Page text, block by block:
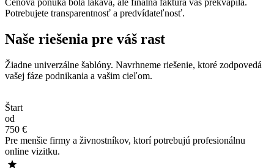
Cenová ponuka bola lákavá, ale finálna faktúra vás prekvapila.
Potrebujete transparentnosť a predvídateľnosť.
Naše riešenia pre váš rast
Žiadne univerzálne šablóny. Navrhneme riešenie, ktoré zodpovedá
vašej fáze podnikania a vašim cieľom.
Štart
od
750 €
Pre menšie firmy a živnostníkov, ktorí potrebujú profesionálnu
online vizitku.